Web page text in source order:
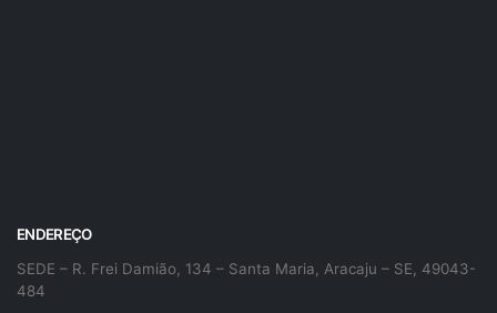
ENDEREÇO
SEDE – R. Frei Damião, 134 – Santa Maria, Aracaju – SE, 49043-
484